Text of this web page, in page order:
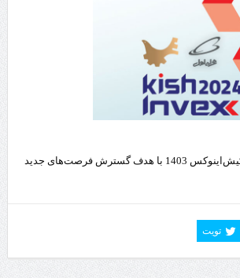
حضور همراه اول در کیش‌اینوکس 1403 با هدف گسترش فرصت‌های جدید
تویت